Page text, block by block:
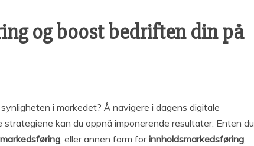
og boost bedriften din på
i markedet? Å navigere i dagens digitale
kan du oppnå imponerende resultater. Enten du
, eller annen form forinnholdsmarkedsføring,